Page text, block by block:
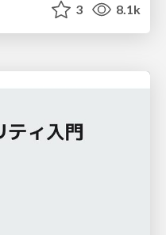
3 8.1k